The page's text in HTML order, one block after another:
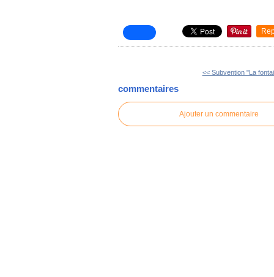
<< Subvention "La
commentaires
Ajouter un commentaire